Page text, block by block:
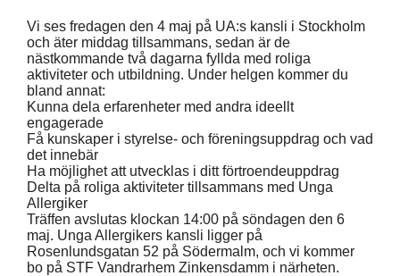
Vi ses fredagen den 4 maj på UA:s kansli i Stockholm
och äter middag tillsammans, sedan är de
nästkommande två dagarna fyllda med roliga
aktiviteter och utbildning. Under helgen kommer du
bland annat:
Kunna dela erfarenheter med andra ideellt
engagerade
Få kunskaper i styrelse- och föreningsuppdrag och vad
det innebär
Ha möjlighet att utvecklas i ditt förtroendeuppdrag
Delta på roliga aktiviteter tillsammans med Unga
Allergiker
Träffen avslutas klockan 14:00 på söndagen den 6
maj. Unga Allergikers kansli ligger på
Rosenlundsgatan 52 på Södermalm, och vi kommer
bo på STF Vandrarhem Zinkensdamm i närheten.